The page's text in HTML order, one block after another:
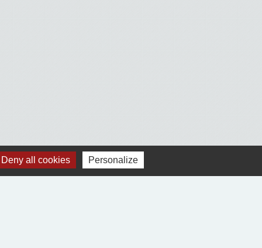
Deny all cookies Personalize